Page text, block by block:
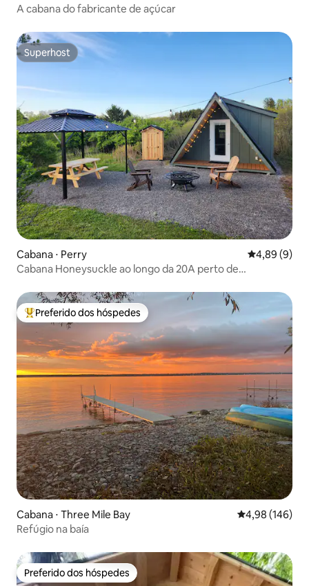
A cabana do fabricante de açúcar
Superhost
Superhost
Cabana ⋅ Perry 4,89 de uma
4,89 (9)
Cabana Honeysuckle ao longo da 20A perto de
Entre os melhores preferidos dos hóspedes
Preferido dos hóspedes
Cabana ⋅ Three Mile Bay 4,98 de uma
4,98 (146)
Refúgio na baía
Preferido dos hóspedes
Preferido dos hóspedes